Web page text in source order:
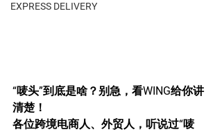
EXPRESS DELIVERY
“唛头”到底是啥？别急，看WING给你讲
清楚！
各位跨境电商人、外贸人，听说过“唛